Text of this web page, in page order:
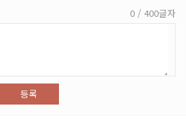
0 / 400글자
등록